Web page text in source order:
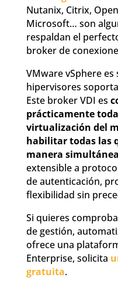
Nutanix, Citrix,
Microsoft… son
respaldan el
broker de
VMware vSphere
hipervisores
Este broker VDI es
prácticamente
virtualización del
habilitar todas las
manera simultánea
extensible a
de autenticación,
flexibilidad sin
Si quieres
de gestión,
ofrece una
Enterprise, solicita
gratuita.